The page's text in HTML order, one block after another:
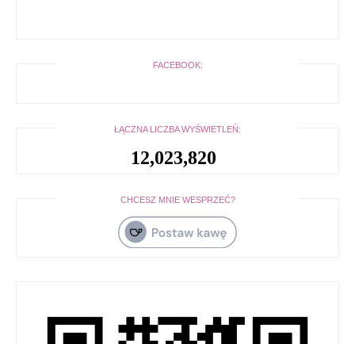
FACEBOOK:
ŁĄCZNA LICZBA WYŚWIETLEŃ:
12,023,820
CHCESZ MNIE WESPRZEĆ?